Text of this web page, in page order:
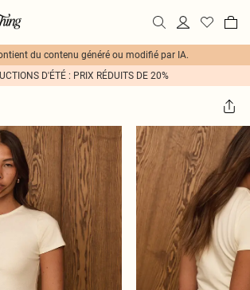
du contenu généré ou modifié par IA.
D'ÉTÉ : PRIX RÉDUITS DE 20%